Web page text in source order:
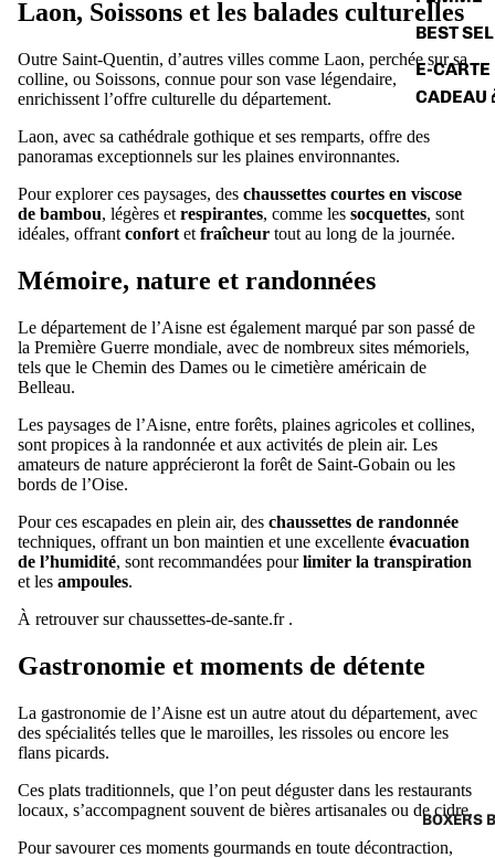
BEST
E-CARTE
CADEAU
BOXERS
Laon, Soissons et les balades culturelles
Outre Saint-Quentin, d’autres villes comme Laon, perchée sur sa
colline, ou Soissons, connue pour son vase légendaire,
enrichissent l’offre culturelle du département.
Laon, avec sa cathédrale gothique et ses remparts, offre des
panoramas exceptionnels sur les plaines environnantes.
Pour explorer ces paysages, des chaussettes courtes en viscose
de bambou, légères et respirantes, comme les socquettes, sont
idéales, offrant confort et fraîcheur tout au long de la journée.
Mémoire, nature et randonnées
Le département de l’Aisne est également marqué par son passé de
la Première Guerre mondiale, avec de nombreux sites mémoriels,
tels que le Chemin des Dames ou le cimetière américain de
Belleau.
Les paysages de l’Aisne, entre forêts, plaines agricoles et collines,
sont propices à la randonnée et aux activités de plein air. Les
amateurs de nature apprécieront la forêt de Saint-Gobain ou les
bords de l’Oise.
Pour ces escapades en plein air, des chaussettes de randonnée
techniques, offrant un bon maintien et une excellente évacuation
de l’humidité, sont recommandées pourlimiter la transpiration
et les ampoules.
À retrouver surchaussettes-de-sante.fr .
Gastronomie et moments de détente
La gastronomie de l’Aisne est un autre atout du département, avec
des spécialités telles que le maroilles, les rissoles ou encore les
flans picards.
Ces plats traditionnels, que l’on peut déguster dans les restaurants
locaux, s’accompagnent souvent de bières artisanales ou de cidre.
Pour savourer ces moments gourmands en toute décontraction,